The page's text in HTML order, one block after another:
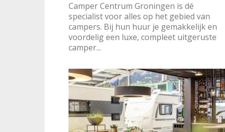
Camper Centrum Groningen is dé
specialist voor alles op het gebied van
campers. Bij hun huur je gemakkelijk en
voordelig een luxe, compleet uitgeruste
camper...